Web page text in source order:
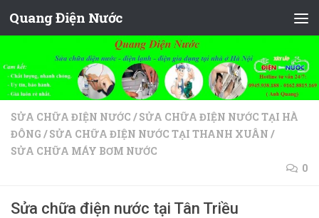
Skip to content
Quang Điện Nước
SỬA CHỮA ĐIỆN NƯỚC / SỬA CHỮA ĐIỆN NƯỚC TẠI HÀ
ĐÔNG / SỬA CHỮA ĐIỆN NƯỚC TẠI THANH XUÂN /
SỬA CHỮA MÁY BƠM NƯỚC
0
Sửa chữa điện nước tại Tân Triều